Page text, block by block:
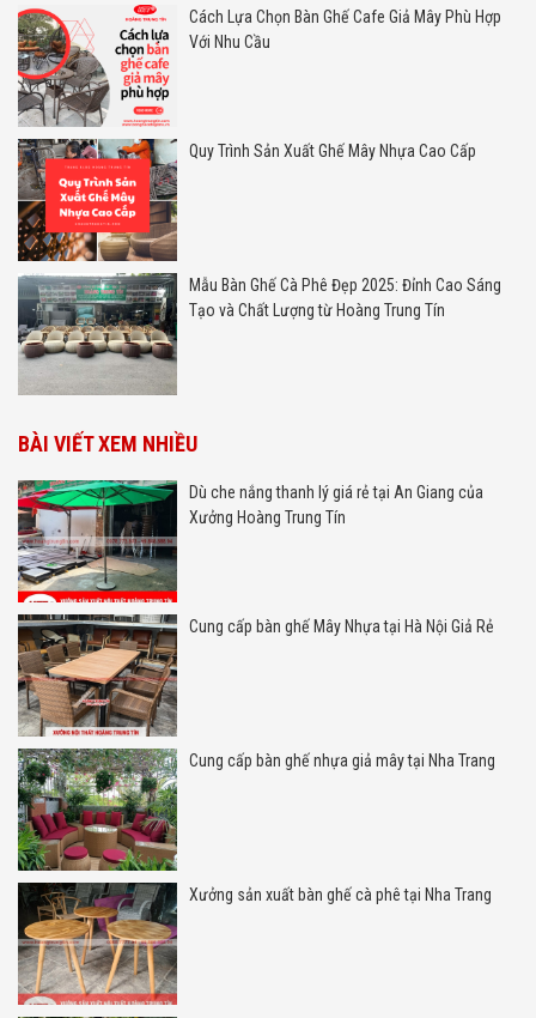
Cách Lựa Chọn Bàn Ghế Cafe Giả Mây Phù Hợp
Với Nhu Cầu
Quy Trình Sản Xuất Ghế Mây Nhựa Cao Cấp
Mẫu Bàn Ghế Cà Phê Đẹp 2025: Đỉnh Cao Sáng
Tạo và Chất Lượng từ Hoàng Trung Tín
BÀI VIẾT XEM NHIỀU
Dù che nắng thanh lý giá rẻ tại An Giang của
Xưởng Hoàng Trung Tín
Cung cấp bàn ghế Mây Nhựa tại Hà Nội Giả Rẻ
Cung cấp bàn ghế nhựa giả mây tại Nha Trang
Xưởng sản xuất bàn ghế cà phê tại Nha Trang